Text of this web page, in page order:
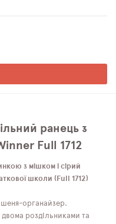
ранець з
Full 1712
з мішком і сірий
школи (Full 1712)
органайзер.
роздільниками та